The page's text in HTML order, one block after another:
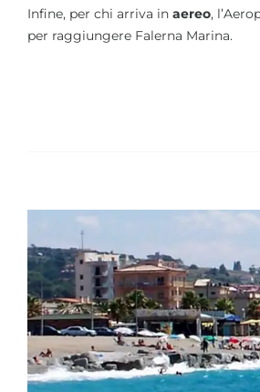
Infine, per chi arriva in aereo,
per raggiungere Falerna Marina.